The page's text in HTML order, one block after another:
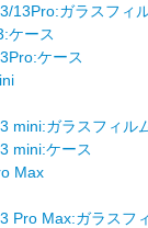
13Pro:ガラスフィ
ケース
ケース
mini:ガラスフィル
mini:ケース
Max
Pro Max:ガラスフ